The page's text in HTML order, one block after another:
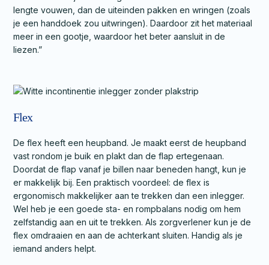
lengte vouwen, dan de uiteinden pakken en wringen (zoals
je een handdoek zou uitwringen). Daardoor zit het materiaal
meer in een gootje, waardoor het beter aansluit in de
liezen.”
Flex
De flex heeft een heupband. Je maakt eerst de heupband
vast rondom je buik en plakt dan de flap ertegenaan.
Doordat de flap vanaf je billen naar beneden hangt, kun je
er makkelijk bij. Een praktisch voordeel: de flex is
ergonomisch makkelijker aan te trekken dan een inlegger.
Wel heb je een goede sta- en rompbalans nodig om hem
zelfstandig aan en uit te trekken. Als zorgverlener kun je de
flex omdraaien en aan de achterkant sluiten. Handig als je
iemand anders helpt.